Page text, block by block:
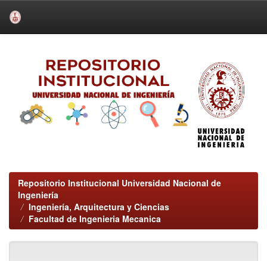
Repositorio Institucional Universidad Nacional de
Ingeniería
Ingeniería, Arquitectura y Ciencias
Facultad de Ingenieria Mecanica